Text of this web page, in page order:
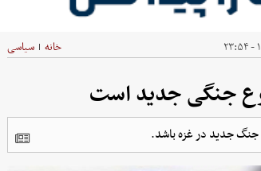
خانه | سیاسی
جنگی جدید است
جنگ جدید در غزه باشد.